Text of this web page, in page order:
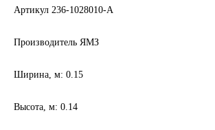
Артикул 236-1028010-А
Производитель ЯМЗ
Ширина, м: 0.15
Высота, м: 0.14